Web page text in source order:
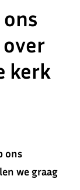
kerk
ons
we graag